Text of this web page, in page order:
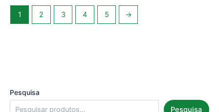
Pesquisa
Pesquisa
1 2 3 4 5 →